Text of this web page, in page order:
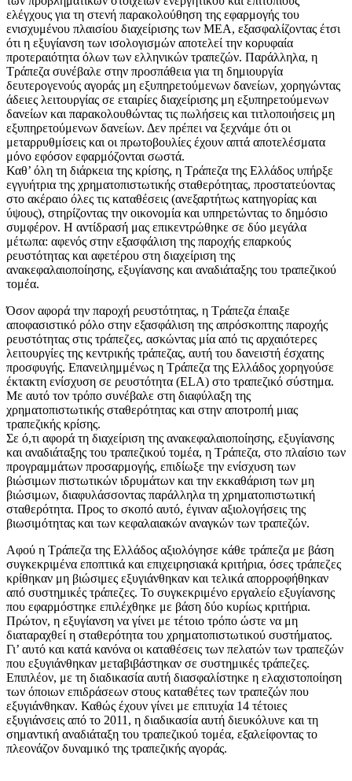
ελέγχους για τη στενή παρακολούθηση της εφαρμογής του
ενισχυμένου πλαισίου διαχείρισης των ΜΕΑ, εξασφαλίζοντας έτσι
ότι η εξυγίανση των ισολογισμών αποτελεί την κορυφαία
προτεραιότητα όλων των ελληνικών τραπεζών. Παράλληλα, η
Τράπεζα συνέβαλε στην προσπάθεια για τη δημιουργία
δευτερογενούς αγοράς μη εξυπηρετούμενων δανείων, χορηγώντας
άδειες λειτουργίας σε εταιρίες διαχείρισης μη εξυπηρετούμενων
δανείων και παρακολουθώντας τις πωλήσεις και τιτλοποιήσεις μη
εξυπηρετούμενων δανείων. Δεν πρέπει να ξεχνάμε ότι οι
μεταρρυθμίσεις και οι πρωτοβουλίες έχουν απτά αποτελέσματα
μόνο εφόσον εφαρμόζονται σωστά.
Καθ’ όλη τη διάρκεια της κρίσης, η Τράπεζα της Ελλάδος υπήρξε
εγγυήτρια της χρηματοπιστωτικής σταθερότητας, προστατεύοντας
στο ακέραιο όλες τις καταθέσεις (ανεξαρτήτως κατηγορίας και
ύψους), στηρίζοντας την οικονομία και υπηρετώντας το δημόσιο
συμφέρον. Η αντίδρασή μας επικεντρώθηκε σε δύο μεγάλα
μέτωπα: αφενός στην εξασφάλιση της παροχής επαρκούς
ρευστότητας και αφετέρου στη διαχείριση της
ανακεφαλαιοποίησης, εξυγίανσης και αναδιάταξης του τραπεζικού
τομέα.
Όσον αφορά την παροχή ρευστότητας, η Τράπεζα έπαιξε
αποφασιστικό ρόλο στην εξασφάλιση της απρόσκοπτης παροχής
ρευστότητας στις τράπεζες, ασκώντας μία από τις αρχαιότερες
λειτουργίες της κεντρικής τράπεζας, αυτή του δανειστή έσχατης
προσφυγής. Επανειλημμένως η Τράπεζα της Ελλάδος χορηγούσε
έκτακτη ενίσχυση σε ρευστότητα (ELA) στο τραπεζικό σύστημα.
Με αυτό τον τρόπο συνέβαλε στη διαφύλαξη της
χρηματοπιστωτικής σταθερότητας και στην αποτροπή μιας
τραπεζικής κρίσης.
Σε ό,τι αφορά τη διαχείριση της ανακεφαλαιοποίησης, εξυγίανσης
και αναδιάταξης του τραπεζικού τομέα, η Τράπεζα, στο πλαίσιο των
προγραμμάτων προσαρμογής, επιδίωξε την ενίσχυση των
βιώσιμων πιστωτικών ιδρυμάτων και την εκκαθάριση των μη
βιώσιμων, διαφυλάσσοντας παράλληλα τη χρηματοπιστωτική
σταθερότητα. Προς το σκοπό αυτό, έγιναν αξιολογήσεις της
βιωσιμότητας και των κεφαλαιακών αναγκών των τραπεζών.
Αφού η Τράπεζα της Ελλάδος αξιολόγησε κάθε τράπεζα με βάση
συγκεκριμένα εποπτικά και επιχειρησιακά κριτήρια, όσες τράπεζες
κρίθηκαν μη βιώσιμες εξυγιάνθηκαν και τελικά απορροφήθηκαν
από συστημικές τράπεζες. Το συγκεκριμένο εργαλείο εξυγίανσης
που εφαρμόστηκε επιλέχθηκε με βάση δύο κυρίως κριτήρια.
Πρώτον, η εξυγίανση να γίνει με τέτοιο τρόπο ώστε να μη
διαταραχθεί η σταθερότητα του χρηματοπιστωτικού συστήματος.
Γι’ αυτό και κατά κανόνα οι καταθέσεις των πελατών των τραπεζών
που εξυγιάνθηκαν μεταβιβάστηκαν σε συστημικές τράπεζες.
Επιπλέον, με τη διαδικασία αυτή διασφαλίστηκε η ελαχιστοποίηση
των όποιων επιδράσεων στους καταθέτες των τραπεζών που
εξυγιάνθηκαν. Καθώς έχουν γίνει με επιτυχία 14 τέτοιες
εξυγιάνσεις από το 2011, η διαδικασία αυτή διευκόλυνε και τη
σημαντική αναδιάταξη του τραπεζικού τομέα, εξαλείφοντας το
πλεονάζον δυναμικό της τραπεζικής αγοράς.